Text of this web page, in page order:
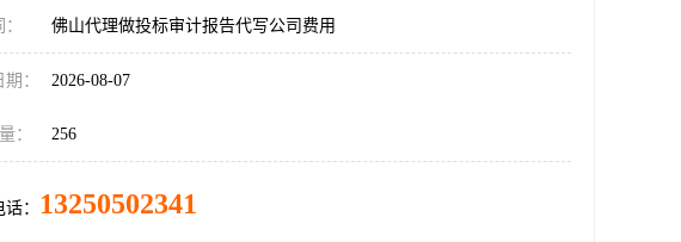
佛山代理做投标审计报告代写公司费用
： 2026-08-07
： 256
： 13250502341